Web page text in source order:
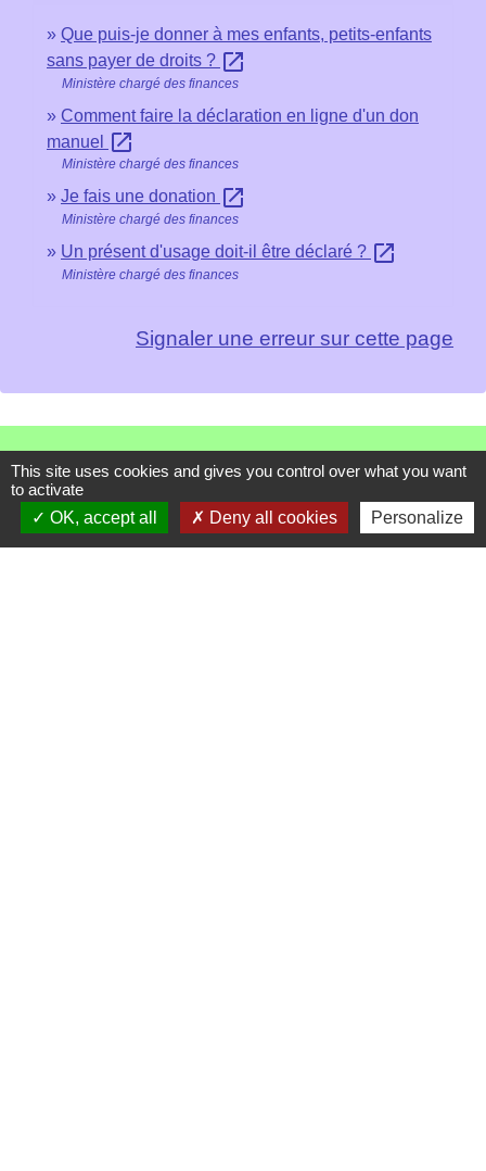
Que puis-je donner à mes enfants, petits-enfants
sans payer de droits ? open_in_new
Ministère chargé des finances
Comment faire la déclaration en ligne d'un don
manuel
open_in_new
Ministère chargé des finances
Je fais une donation open_in_new
Ministère chargé des finances
Un présent d'usage doit-il être déclaré ? open_in_new
Ministère chargé des finances
Signaler une erreur sur cette page
Contacts
Mairie de Les Chapelles
Chef-lieu - 13 rue du Chatelet
This site uses cookies and gives you control over what you want
to activate
OK, accept all
Deny all cookies Personalize